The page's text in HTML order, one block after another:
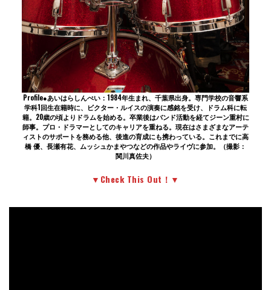
Profile●あいはらしんぺい：1984年生まれ、千葉県出身。専門学校の音響系
学科1回生在籍時に、ビクター・ルイスの演奏に感銘を受け、ドラム科に転
籍。20歳の頃よりドラムを始める。卒業後はバンド活動を経てジーン重村に
師事。プロ・ドラマーとしてのキャリアを重ねる。現在はさまざまなアーテ
ィストのサポートを務める他、後進の育成にも携わっている。これまでに高
橋 優、長瀬有花、ムッシュかまやつなどの作品やライヴに参加。（撮影：
関川真佐夫）
▼Check This Out！▼